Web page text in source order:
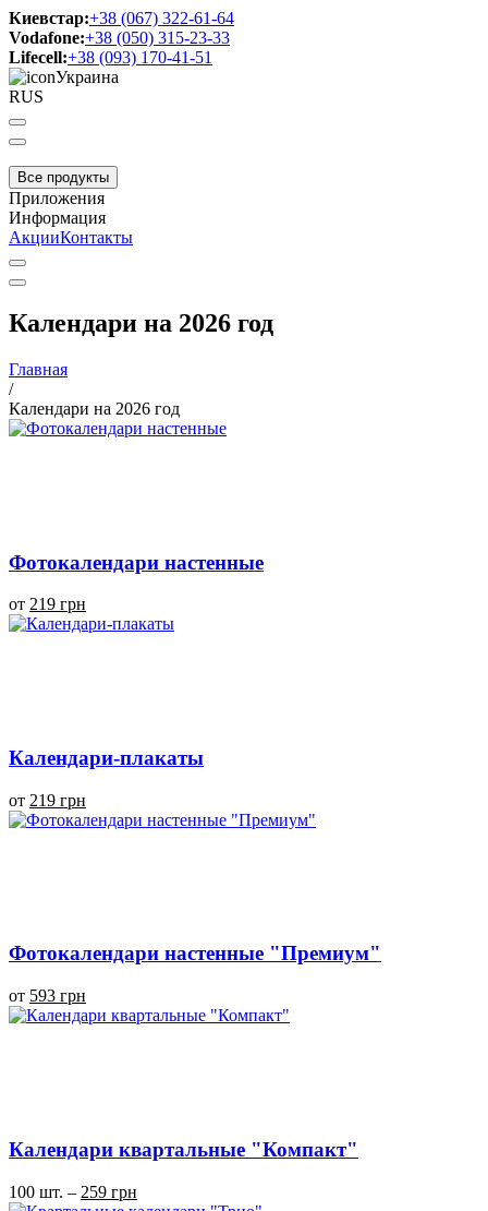
Киевстар:+38 (067) 322-61-64
Vodafone:+38 (050) 315-23-33
Lifecell:+38 (093) 170-41-51
Украина
RUS
Все продукты
Приложения
Информация
АкцииКонтакты
Календари на 2026 год
Главная
/
Календари на 2026 год
Фотокалендари настенные
от 219 грн
Календари-плакаты
от 219 грн
Фотокалендари настенные "Премиум"
от 593 грн
Календари квартальные "Компакт"
100 шт. – 259 грн